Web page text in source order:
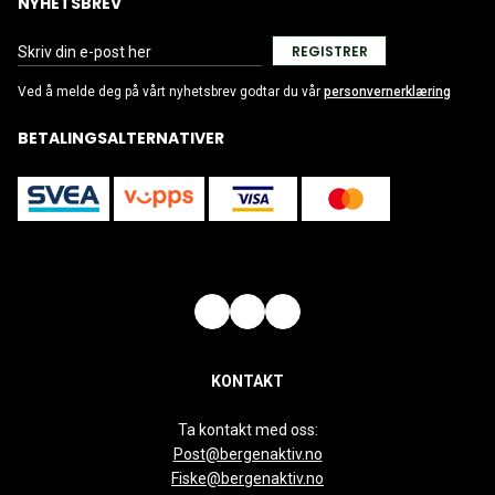
REGISTRER
Ved å melde deg på vårt nyhetsbrev godtar du vår personvernerklæring
BETALINGSALTERNATIVER
KONTAKT
Ta kontakt med oss:
Post@bergenaktiv.no
Fiske@bergenaktiv.no